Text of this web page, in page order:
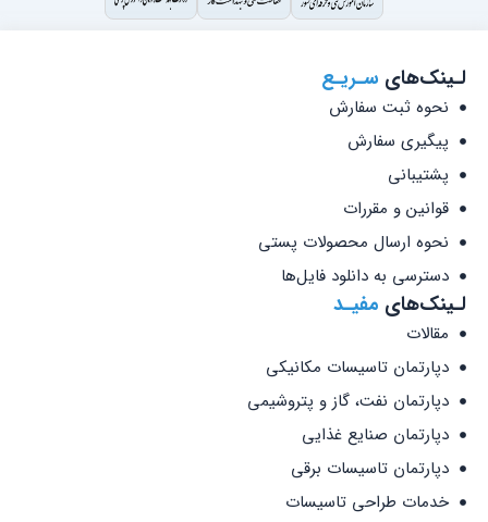
لـینک‌های سـریـع
نحوه ثبت سفارش
پیگیری سفارش
پشتیبانی
قوانین و مقررات
نحوه ارسال محصولات پستی
دسترسی به دانلود فایل‌ها
لـینک‌های مفیـد
مقالات
دپارتمان تاسیسات مکانیکی
دپارتمان نفت، گاز و پتروشیمی
دپارتمان صنایع غذایی
دپارتمان تاسیسات برقی
خدمات طراحی تاسیسات